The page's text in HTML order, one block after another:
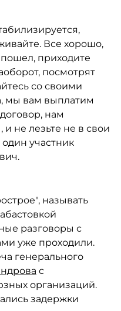
Все хорошо,
приходите
посмотрят
со своими
мы вам выплатим
нам
не лезьте не в свои
участник
называть
разговоры с
уже проходили.
генерального
с
организаций.
задержки